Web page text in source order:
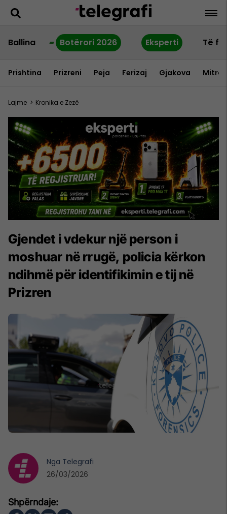
Ballina Botërori 2026 Eksperti Të
Prishtina Prizreni Peja Ferizaj Gjakova
Lajme > Kronika e Zezë
Gjendet i vdekur një person i
moshuar në rrugë, policia kërkon
ndihmë për identifikimin e tij në
Prizren
Nga Telegrafi
26/03/2026